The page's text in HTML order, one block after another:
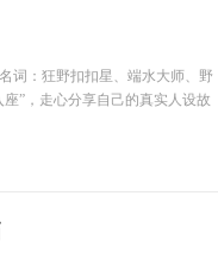
词：狂野扣扣星、端水大师、野
”，走心分享自己的真实人设故